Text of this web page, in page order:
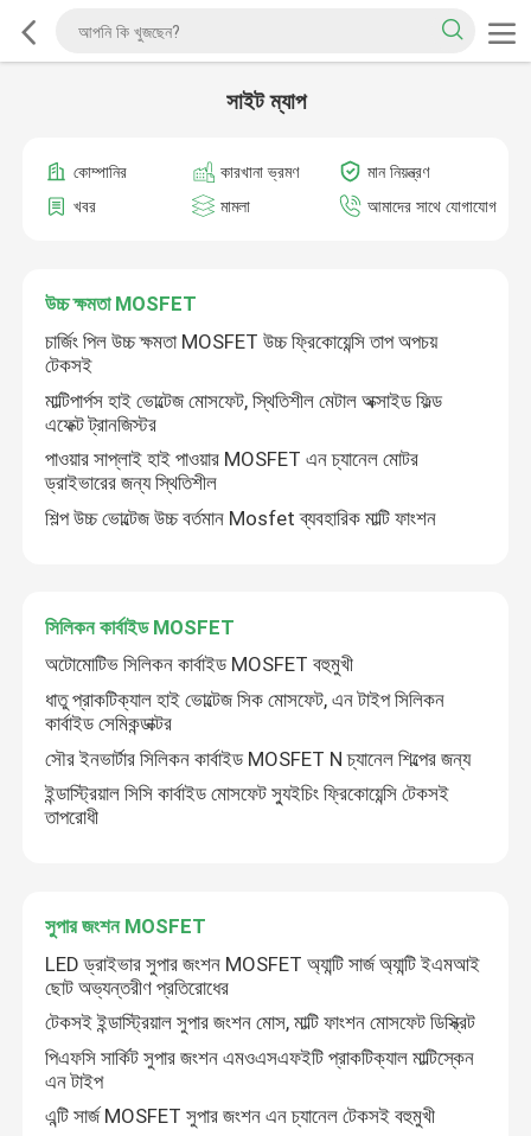
সাইট ম্যাপ
কোম্পানির কারখানা ভ্রমণ
মান নিয়ন্ত্রণ
খবর
মামলা আমাদের সাথে যোগাযোগ
উচ্চ ক্ষমতা MOSFET
চার্জিং পিল উচ্চ ক্ষমতা MOSFET উচ্চ ফ্রিকোয়েন্সি তাপ অপচয়
টেকসই
মাল্টিপার্পস হাই ভোল্টেজ মোসফেট, স্থিতিশীল মেটাল অক্সাইড ফিল্ড
এফেক্ট ট্রানজিস্টর
পাওয়ার সাপ্লাই হাই পাওয়ার MOSFET এন চ্যানেল মোটর
ড্রাইভারের জন্য স্থিতিশীল
শিল্প উচ্চ ভোল্টেজ উচ্চ বর্তমান Mosfet ব্যবহারিক মাল্টি ফাংশন
সিলিকন কার্বাইড MOSFET
অটোমোটিভ সিলিকন কার্বাইড MOSFET বহুমুখী
ধাতু প্রাকটিক্যাল হাই ভোল্টেজ সিক মোসফেট, এন টাইপ সিলিকন
কার্বাইড সেমিকন্ডাক্টর
সৌর ইনভার্টার সিলিকন কার্বাইড MOSFET N চ্যানেল শিল্পের জন্য
ইন্ডাস্ট্রিয়াল সিসি কার্বাইড মোসফেট স্যুইচিং ফ্রিকোয়েন্সি টেকসই
তাপরোধী
সুপার জংশন MOSFET
LED ড্রাইভার সুপার জংশন MOSFET অ্যান্টি সার্জ অ্যান্টি ইএমআই
ছোট অভ্যন্তরীণ প্রতিরোধের
টেকসই ইন্ডাস্ট্রিয়াল সুপার জংশন মোস, মাল্টি ফাংশন মোসফেট ডিস্ক্রিট
পিএফসি সার্কিট সুপার জংশন এমওএসএফইটি প্রাকটিক্যাল মাল্টিস্কেন
এন টাইপ
এন্টি সার্জ MOSFET সুপার জংশন এন চ্যানেল টেকসই বহুমুখী